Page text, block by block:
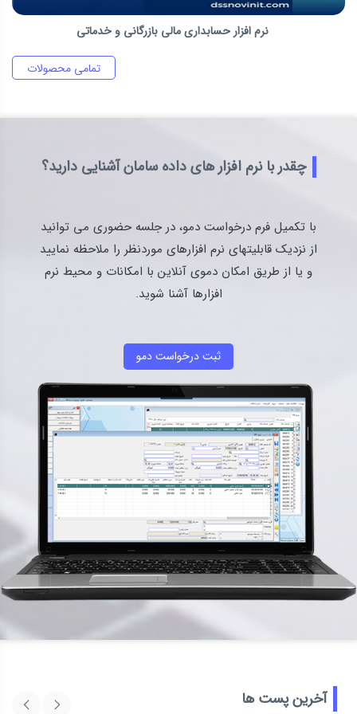
پکیج نرم افزار خرید و فروش و انبار-نرم افزار بازرگانی
تمامی محصولات
چقدر با نرم افزار های داده سامان آشنایی دارید؟
با تکمیل فرم درخواست دمو، در جلسه حضوری می توانید
از نزدیک قابلیتهای نرم‌ افزارهای موردنظر را ملاحظه نمایید
و یا از طریق امکان دموی آنلاین با امکانات و محیط نرم
افزارها آشنا شوید.
ثبت درخواست دمو
آخرین پست ‌ها